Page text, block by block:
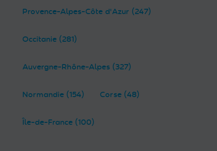
Provence-Alpes-Côte d'Azur (247)
Occitanie (281)
Auvergne-Rhône-Alpes (327)
Normandie (154) Corse (48)
Île-de-France (100)